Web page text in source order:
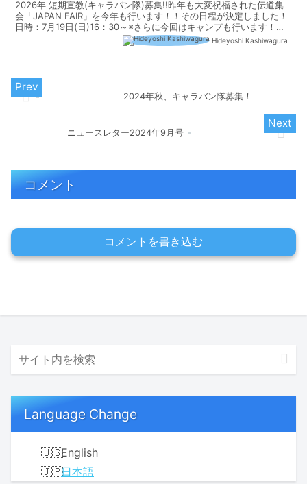
2026年 短期宣教(キャラバン隊)募集!!昨年も大変祝福された伝道集
会「JAPAN FAIR」を今年も行います！！その日程が決定しました！
日時：7月19日(日)16：30～※さらに今回はキャンプも行います！
（16日：Staffミーティング...
Hideyoshi Kashiwagura
2024年秋、キャラバン隊募集！
ニュースレター2024年9月号
コメント
コメントを書き込む
Language Change
English
日本語